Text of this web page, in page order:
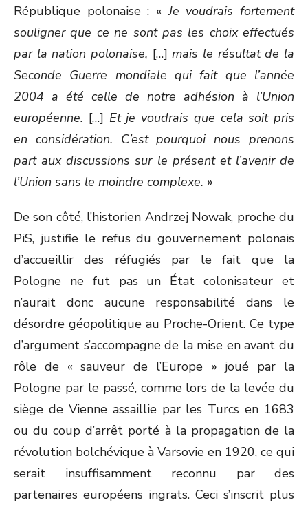
République polonaise : «Je voudrais fortement
souligner que ce ne sont pas les choix effectués
par la nation polonaise, […] mais le résultat de la
Seconde Guerre mondiale qui fait que l’année
2004 a été celle de notre adhésion à l’Union
européenne. […] Et je voudrais que cela soit pris
en considération. C’est pourquoi nous prenons
part aux discussions sur le présent et l’avenir de
l’Union sans le moindre complexe. »
De son côté, l’historien Andrzej Nowak, proche du
PiS, justifie le refus du gouvernement polonais
d’accueillir des réfugiés par le fait que la
Pologne ne fut pas un État colonisateur et
n’aurait donc aucune responsabilité dans le
désordre géopolitique au Proche-Orient. Ce type
d’argument s’accompagne de la mise en avant du
rôle de « sauveur de l’Europe » joué par la
Pologne par le passé, comme lors de la levée du
siège de Vienne assaillie par les Turcs en 1683
ou du coup d’arrêt porté à la propagation de la
révolution bolchévique à Varsovie en 1920, ce qui
serait insuffisamment reconnu par des
partenaires européens ingrats. Ceci s’inscrit plus